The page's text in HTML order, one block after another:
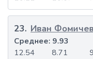
23. Иван
12.54 8.71
Среднее: 9.93